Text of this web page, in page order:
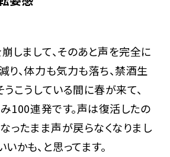
しまして、そのあと声を完全に
り、体力も気力も落ち、禁酒生
うこうしている間に春が来て、
100連発です。声は復活したの
なったまま声が戻らなくなりまし
かも、と思ってます。